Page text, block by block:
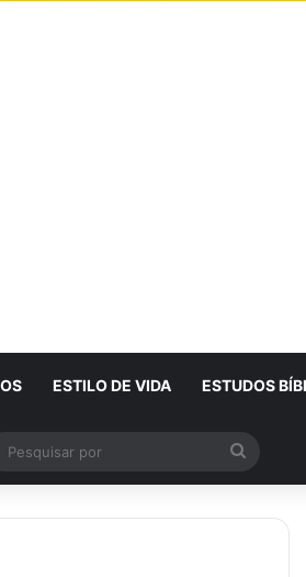
ESTILO DE VIDA ESTUDOS
skin
por